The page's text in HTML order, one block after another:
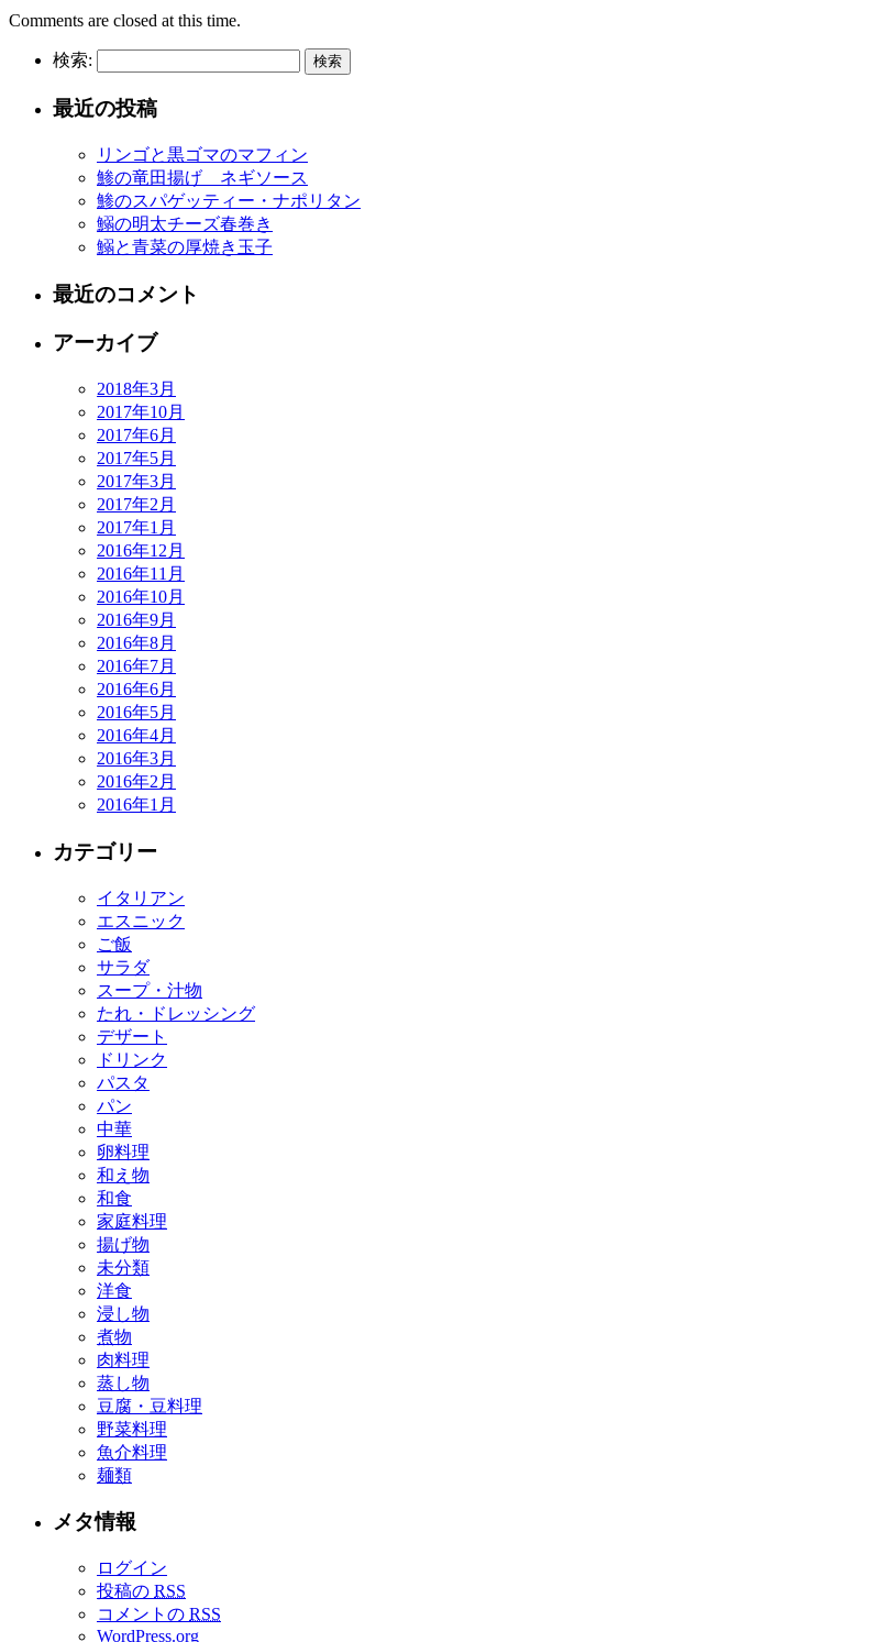
Comments are closed at this time.
検索:
最近の投稿
リンゴと黒ゴマのマフィン
鯵の竜田揚げ ネギソース
鯵のスパゲッティー・ナポリタン
鰯の明太チーズ春巻き
鰯と青菜の厚焼き玉子
最近のコメント
アーカイブ
2018年3月
2017年10月
2017年6月
2017年5月
2017年3月
2017年2月
2017年1月
2016年12月
2016年11月
2016年10月
2016年9月
2016年8月
2016年7月
2016年6月
2016年5月
2016年4月
2016年3月
2016年2月
2016年1月
カテゴリー
イタリアン
エスニック
ご飯
サラダ
スープ・汁物
たれ・ドレッシング
デザート
ドリンク
パスタ
パン
中華
卵料理
和え物
和食
家庭料理
揚げ物
未分類
洋食
浸し物
煮物
肉料理
蒸し物
豆腐・豆料理
野菜料理
魚介料理
麺類
メタ情報
ログイン
投稿の RSS
コメントの RSS
WordPress.org